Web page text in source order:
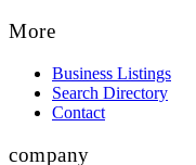
More
Business Listings
Search Directory
Contact
company